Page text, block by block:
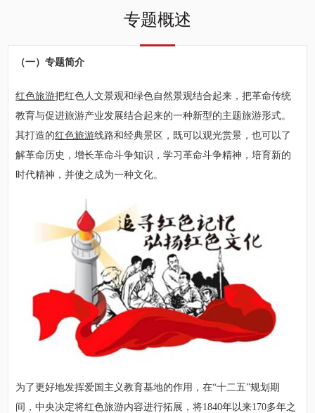
专题概述
（一）专题简介
红色旅游把红色人文景观和绿色自然景观结合起来，把革命传统
教育与促进旅游产业发展结合起来的一种新型的主题旅游形式。
其打造的红色旅游线路和经典景区，既可以观光赏景，也可以了
解革命历史，增长革命斗争知识，学习革命斗争精神，培育新的
时代精神，并使之成为一种文化。
为了更好地发挥爱国主义教育基地的作用，在“十二五”规划期
间，中央决定将红色旅游内容进行拓展，将1840年以来170多年之